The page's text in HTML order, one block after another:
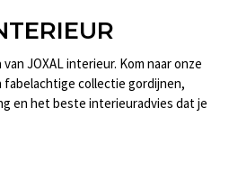
JOXAL interieur. Kom naar onze
fabelachtige collectie gordijnen,
en het beste interieuradvies dat je